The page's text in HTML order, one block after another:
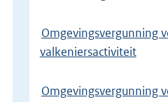
Omgevingsvergunning
valkeniersactiviteit
Omgevingsvergunning